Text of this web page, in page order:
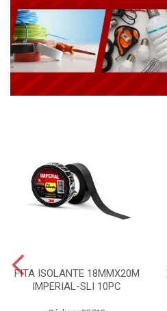
FITA ISOLANTE 18MMX20M
IMPERIAL-SLI 10PC